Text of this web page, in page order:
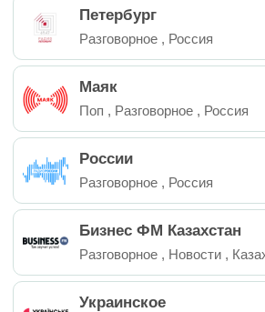
Петербург
Разговорное , Россия
Маяк
Поп , Разговорное , Россия
России
Разговорное , Россия
Бизнес ФМ Казахстан
Разговорное , Новости ,
Украинское